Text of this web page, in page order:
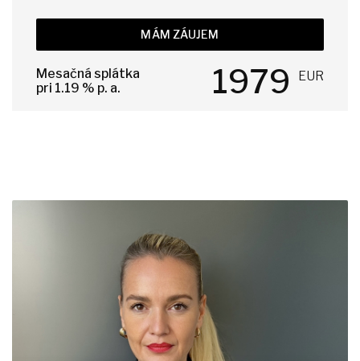
MÁM ZÁUJEM
Mesačná splátka
pri 1.19 % p. a. 1979 EUR